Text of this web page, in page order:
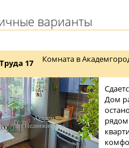
варианты
17 Комната в
Дом